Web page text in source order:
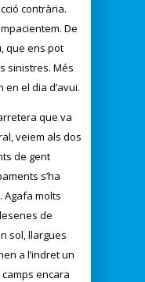
contrària.
De
que ens pot
sinistres. Més
el dia d’avui.
que va
veiem als dos
de gent
s’ha
Agafa molts
de
sol, llargues
a l’indret un
encara